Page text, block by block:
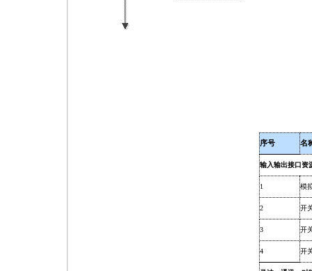
序号 名
输入输出接口资
1 模
2 开
3 开
4 开